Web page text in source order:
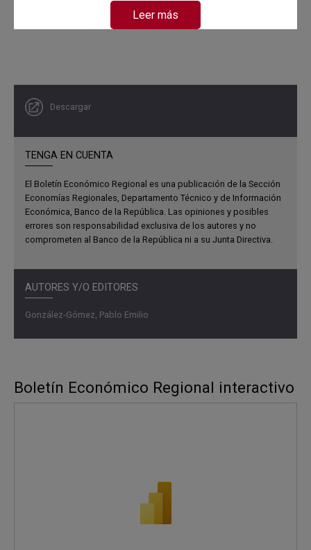
Descargar
TENGA EN CUENTA
El Boletín Económico Regional es una publicación de la Sección
Economías Regionales, Departamento Técnico y de Información
Económica, Banco de la República. Las opiniones y posibles
errores son responsabilidad exclusiva de los autores y no
comprometen al Banco de la República ni a su Junta Directiva.
AUTORES Y/O EDITORES
González-Gómez, Pablo Emilio
Leer más
Boletín Económico Regional interactivo